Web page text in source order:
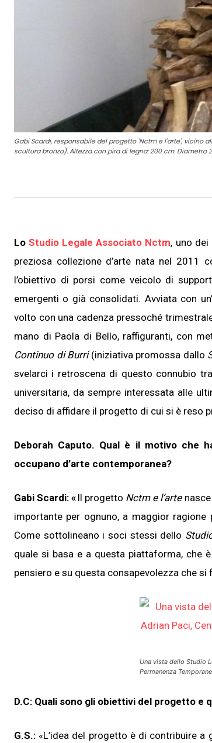
Gabi Scardi, responsabile del progetto 'Nctm e l'arte', vicino
scultura bronzo). Altezza con pira di legna: 200 cm. Diametro
LoStudio Legale Associato Nctm, uno
preziosa collezione d’arte nata nel 2011
l’obiettivo di porsi come veicolo di
emergenti o già consolidati. Avviata con
volto con una cadenza pressoché
mano di Paola di Bello, raffiguranti, con
Continuo di Burri(iniziativa promossa dallo
svelarci i retroscena di questo connubio
universitaria, da sempre interessata alle
deciso di affidare il progetto di cui si è reso
Deborah Caputo. Qual è il motivo che
occupano d’arte contemporanea?
Gabi Scardi: « Il progetto Nctm e l’artenasce
importante per ognuno, a maggior
Come sottolineano i soci stessi dello
quale si basa e a questa piattaforma, che
pensiero e su questa consapevolezza che si
Una vista dello Studio
Permanenza
D.C: Quali sono gli obiettivi del progetto e
G.S.: «L’idea del progetto è di contribuire